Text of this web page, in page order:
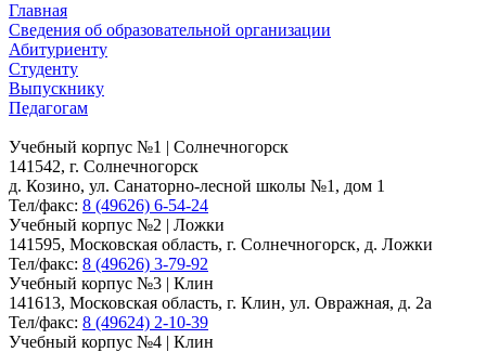
Главная
Сведения об образовательной организации
Абитуриенту
Студенту
Выпускнику
Педагогам
Учебный корпус №1 | Солнечногорск
141542, г. Солнечногорск
д. Козино, ул. Санаторно-лесной школы №1, дом 1
Тел/факс: 8 (49626) 6-54-24
Учебный корпус №2 | Ложки
141595, Московская область, г. Солнечногорск, д. Ложки
Тел/факс: 8 (49626) 3-79-92
Учебный корпус №3 | Клин
141613, Московская область, г. Клин, ул. Овражная, д. 2а
Тел/факс: 8 (49624) 2-10-39
Учебный корпус №4 | Клин